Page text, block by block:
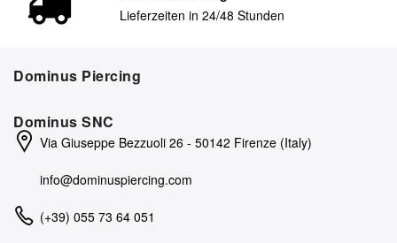
Lieferzeiten in 24/48 Stunden
Dominus Piercing
Dominus SNC
Via Giuseppe Bezzuoli 26 - 50142 Firenze (Italy)
info@dominuspiercing.com
(+39) 055 73 64 051